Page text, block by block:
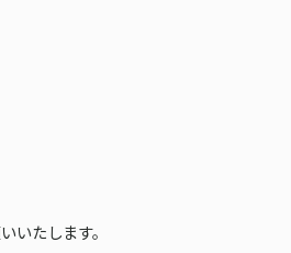
いたします。